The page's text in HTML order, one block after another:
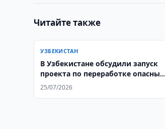
Читайте также
УЗБЕКИСТАН
В Узбекистане обсудили запуск
проекта по переработке опасных
отходов
25/07/2026